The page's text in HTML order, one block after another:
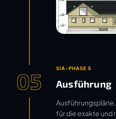
05 SIA-PHASE 5
Ausführung
für die exakte und